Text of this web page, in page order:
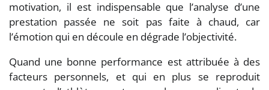
motivation, il est indispensable que l’analyse d’une
prestation passée ne soit pas faite à chaud, car
l’émotion qui en découle en dégrade l’objectivité.
Quand une bonne performance est attribuée à des
facteurs personnels, et qui en plus se reproduit